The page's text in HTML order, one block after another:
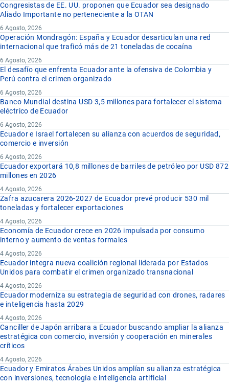
Congresistas de EE. UU. proponen que Ecuador sea designado
Aliado Importante no perteneciente a la OTAN
6 Agosto, 2026
Operación Mondragón: España y Ecuador desarticulan una red
internacional que traficó más de 21 toneladas de cocaína
6 Agosto, 2026
El desafío que enfrenta Ecuador ante la ofensiva de Colombia y
Perú contra el crimen organizado
6 Agosto, 2026
Banco Mundial destina USD 3,5 millones para fortalecer el sistema
eléctrico de Ecuador
6 Agosto, 2026
Ecuador e Israel fortalecen su alianza con acuerdos de seguridad,
comercio e inversión
6 Agosto, 2026
Ecuador exportará 10,8 millones de barriles de petróleo por USD 872
millones en 2026
4 Agosto, 2026
Zafra azucarera 2026-2027 de Ecuador prevé producir 530 mil
toneladas y fortalecer exportaciones
4 Agosto, 2026
Economía de Ecuador crece en 2026 impulsada por consumo
interno y aumento de ventas formales
4 Agosto, 2026
Ecuador integra nueva coalición regional liderada por Estados
Unidos para combatir el crimen organizado transnacional
4 Agosto, 2026
Ecuador moderniza su estrategia de seguridad con drones, radares
e inteligencia hasta 2029
4 Agosto, 2026
Canciller de Japón arribara a Ecuador buscando ampliar la alianza
estratégica con comercio, inversión y cooperación en minerales
críticos
4 Agosto, 2026
Ecuador y Emiratos Árabes Unidos amplían su alianza estratégica
con inversiones, tecnología e inteligencia artificial